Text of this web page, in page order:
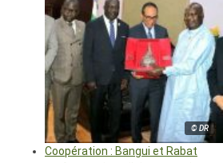
© DR
Coopération : Bangui et Rabat